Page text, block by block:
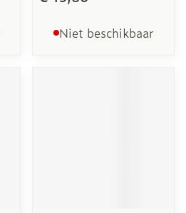
Niet beschikbaar